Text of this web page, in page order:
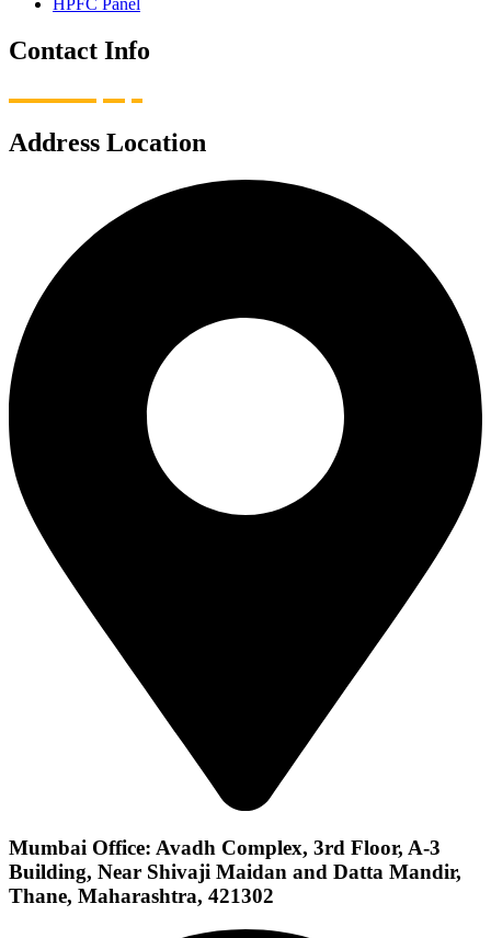
Contact Info
Address Location
Mumbai Office: Avadh Complex, 3rd Floor, A-3
Building, Near Shivaji Maidan and Datta Mandir,
Thane, Maharashtra, 421302